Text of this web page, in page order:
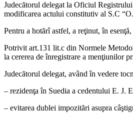
Judecătorul delegat la Oficiul
modificarea actului constitutiv al S.C
Pentru a hotărî astfel, a reţinut, în
Potrivit art.131 lit.c din Normele
la cererea de înregistrare a menţiunilor
Judecătorul delegat, având în vedere
– rezidenţa în Suedia a cedentului E. J.
– evitarea dublei impozitări asupra